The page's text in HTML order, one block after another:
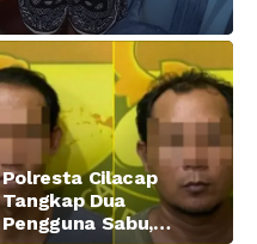
Polresta Cilacap
Tangkap Dua
Pengguna Sabu,